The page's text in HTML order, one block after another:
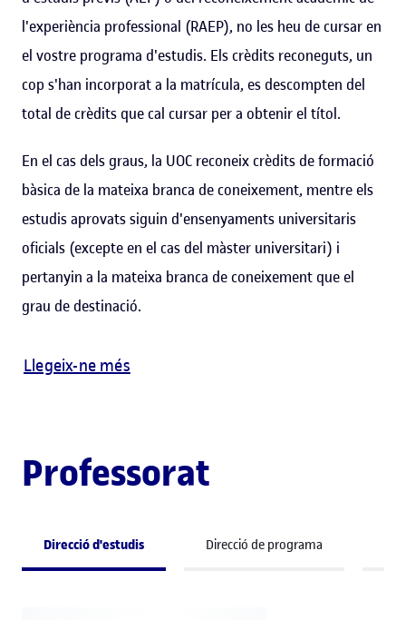
l'experiència professional (RAEP), no les heu de cursar en
el vostre programa d'estudis. Els crèdits reconeguts, un
cop s'han incorporat a la matrícula, es descompten del
total de crèdits que cal cursar per a obtenir el títol.
En el cas dels graus, la UOC reconeix crèdits de formació
bàsica de la mateixa branca de coneixement, mentre els
estudis aprovats siguin d'ensenyaments universitaris
oficials (excepte en el cas del màster universitari) i
pertanyin a la mateixa branca de coneixement que el
grau de destinació.
Llegeix-ne més
Professorat
Direcció d'estudis Direcció de programa